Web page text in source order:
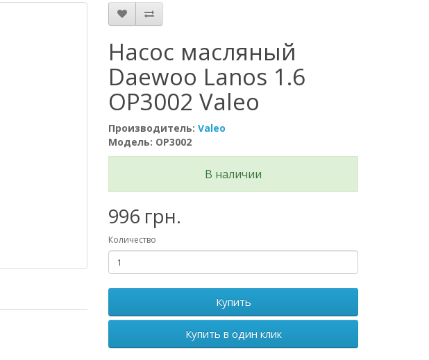
Насос масляный
Daewoo Lanos 1.6
OP3002 Valeo
Производитель: Valeo
Модель: OP3002
В наличии
996 грн.
Количество
Купить
Купить в один клик